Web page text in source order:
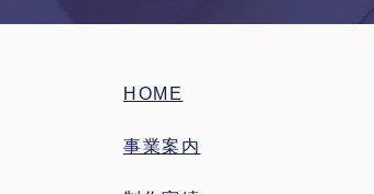
HOME
事業案内